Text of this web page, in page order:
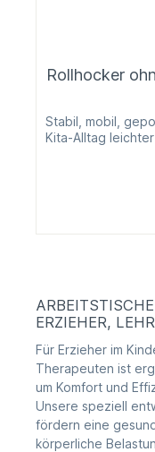
Rollhocker
Stabil, mobil,
Kita-Alltag
ERZIEHER,
Für Erzieher im
Therapeuten ist
um Komfort und
Unsere speziell
fördern eine
körperliche